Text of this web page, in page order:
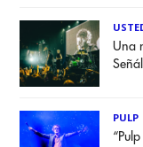
Una
PULP